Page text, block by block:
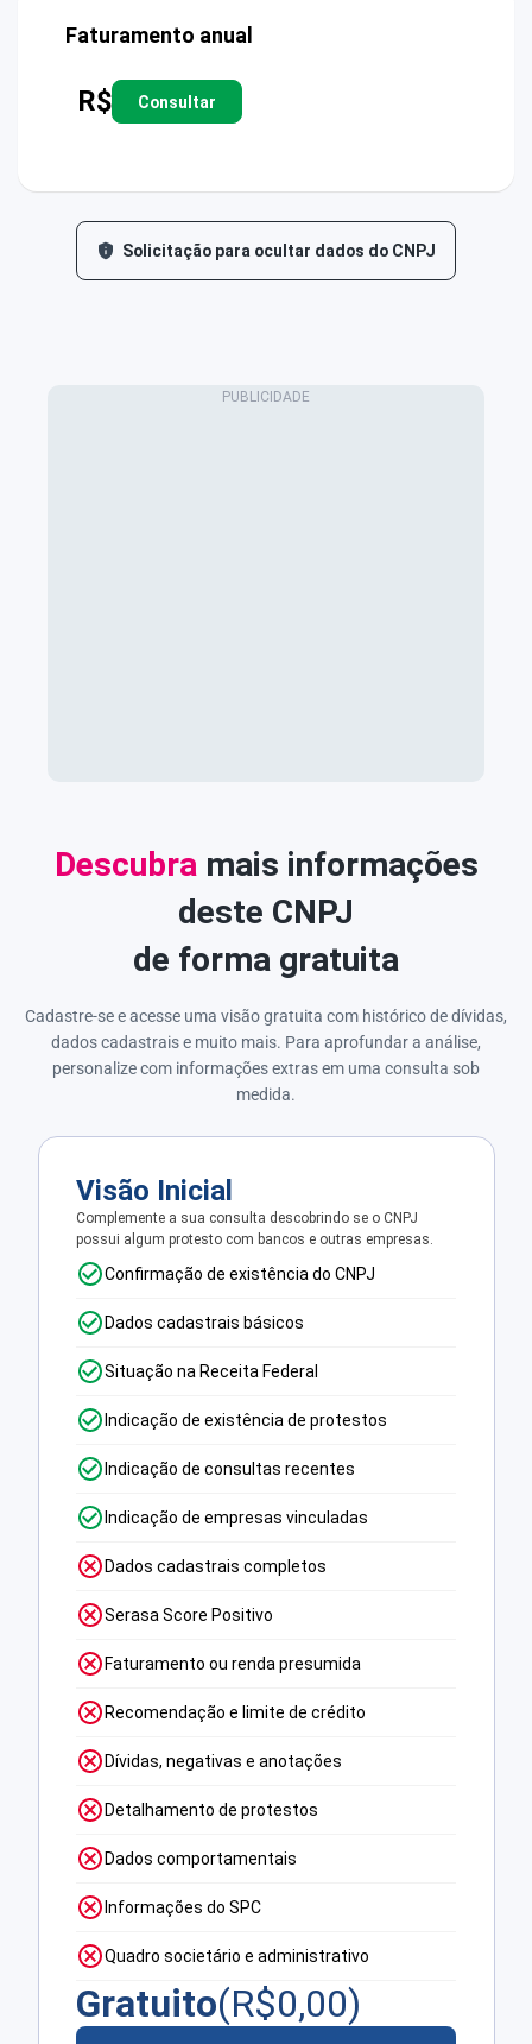
Faturamento anual
R$ Consultar
Solicitação para ocultar dados do CNPJ
Descubra mais informações
deste CNPJ
de forma gratuita
Cadastre-se e acesse uma visão gratuita com histórico de dívidas,
dados cadastrais e muito mais. Para aprofundar a análise,
personalize com informações extras em uma consulta sob
medida.
Visão Inicial
Complemente a sua consulta descobrindo se o CNPJ
possui algum protesto com bancos e outras empresas.
Confirmação de existência do CNPJ
Dados cadastrais básicos
Situação na Receita Federal
Indicação de existência de protestos
Indicação de consultas recentes
Indicação de empresas vinculadas
Dados cadastrais completos
Serasa Score Positivo
Faturamento ou renda presumida
Recomendação e limite de crédito
Dívidas, negativas e anotações
Detalhamento de protestos
Dados comportamentais
Informações do SPC
Quadro societário e administrativo
Gratuito(R$0,00)